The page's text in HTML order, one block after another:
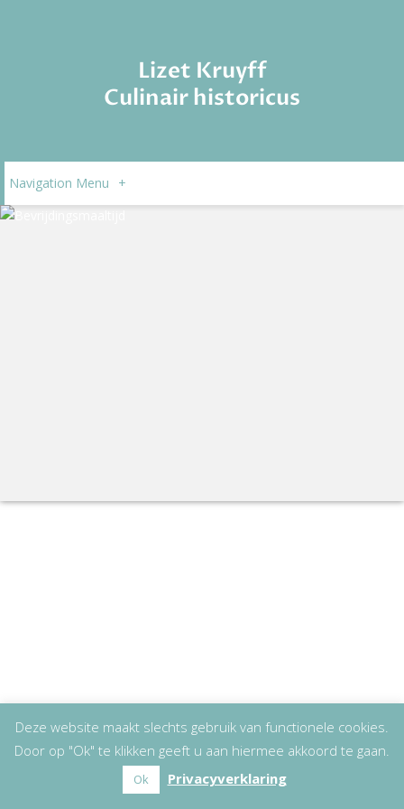
Lizet Kruyff
Culinair historicus
Navigation Menu +
Deze website maakt slechts gebruik van functionele cookies.
Door op "Ok" te klikken geeft u aan hiermee akkoord te gaan.
Ok Privacyverklaring